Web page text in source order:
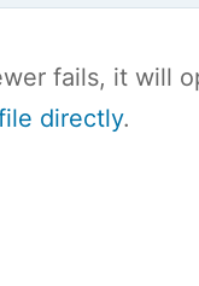
fails, it will
directly.